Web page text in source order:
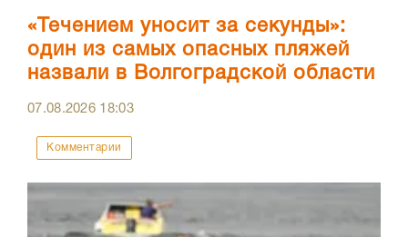
«Течением уносит за секунды»:
один из самых опасных пляжей
назвали в Волгоградской области
07.08.2026 18:03
Комментарии